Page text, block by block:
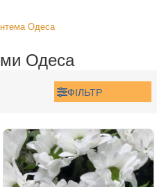
Одеса
Одеса
ФІЛЬТР